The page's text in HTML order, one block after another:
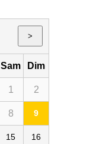
>
Sam Dim
1 2
8 9
15 16